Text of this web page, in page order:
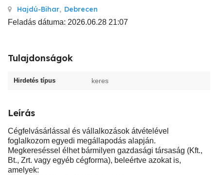
Hajdú-Bihar, Debrecen
Feladás dátuma: 2026.06.28 21:07
Tulajdonságok
Hirdetés típus keres
Leírás
Cégfelvásárlással és vállalkozások átvételével
foglalkozom egyedi megállapodás alapján.
Megkereséssel élhet bármilyen gazdasági társaság (Kft.,
Bt., Zrt. vagy egyéb cégforma), beleértve azokat is,
amelyek: